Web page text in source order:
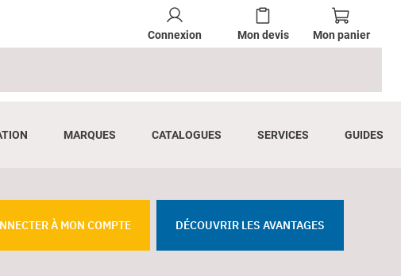
Connexion Mon devis Mon panier
MARQUES CATALOGUES SERVICES GUIDES
À MON COMPTE DÉCOUVRIR LES AVANTAGES